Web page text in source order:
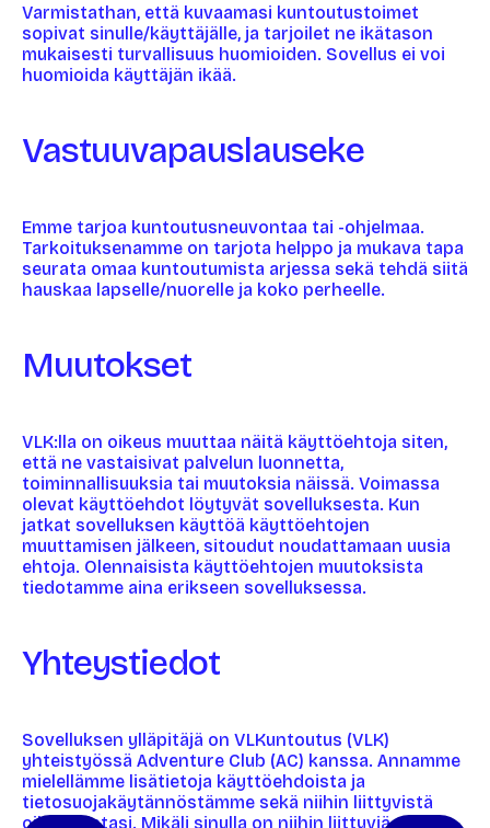
Varmistathan, että kuvaamasi kuntoutustoimet
sopivat sinulle/käyttäjälle, ja tarjoilet ne ikätason
mukaisesti turvallisuus huomioiden. Sovellus ei voi
huomioida käyttäjän ikää.
Vastuuvapauslauseke
Emme tarjoa kuntoutusneuvontaa tai -ohjelmaa.
Tarkoituksenamme on tarjota helppo ja mukava tapa
seurata omaa kuntoutumista arjessa sekä tehdä siitä
hauskaa lapselle/nuorelle ja koko perheelle.
Muutokset
VLK:lla on oikeus muuttaa näitä käyttöehtoja siten,
että ne vastaisivat palvelun luonnetta,
toiminnallisuuksia tai muutoksia näissä. Voimassa
olevat käyttöehdot löytyvät sovelluksesta. Kun
jatkat sovelluksen käyttöä käyttöehtojen
muuttamisen jälkeen, sitoudut noudattamaan uusia
ehtoja. Olennaisista käyttöehtojen muutoksista
tiedotamme aina erikseen sovelluksessa.
Yhteystiedot
Sovelluksen ylläpitäjä on VLKuntoutus (VLK)
yhteistyössä Adventure Club (AC) kanssa. Annamme
mielellämme lisätietoja käyttöehdoista ja
tietosuojakäytännöstämme sekä niihin liittyvistä
oikeuksistasi. Mikäli sinulla on niihin liittyviä